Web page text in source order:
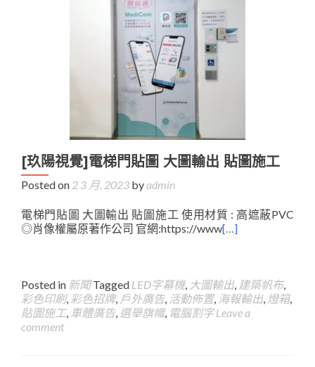
[玖陽視覺]電梯門貼圖 大圖輸出 貼圖施工
Posted on 2 3 月, 2023 byadmin
電梯門貼圖 大圖輸出 貼圖施工 使用材質 : 高遮蔽PVC
◎肖像權屬原著作公司 官網:https://www[…]
Posted in 新聞 Tagged LED字幕機, 大圖輸出, 建築帆布,
彩色印刷, 彩色招牌, 戶外廣告, 活動佈置, 海報輸出, 燈箱,
貼圖施工, 車體廣告, 選舉旗幟, 電腦割字 Leave a
comment